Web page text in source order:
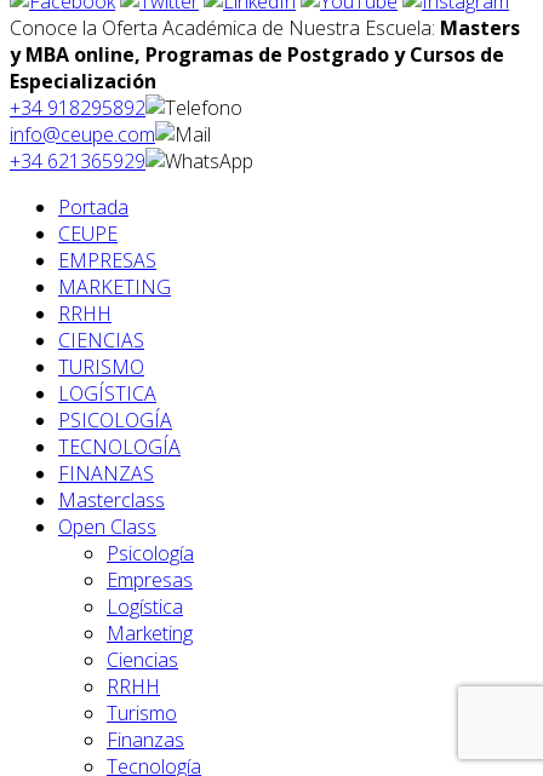
Conoce la Oferta Académica de Nuestra Escuela: Masters
y MBA online, Programas de Postgrado y Cursos de
Especialización
+34 918295892
info@ceupe.com
+34 621365929
Portada
CEUPE
EMPRESAS
MARKETING
RRHH
CIENCIAS
TURISMO
LOGÍSTICA
PSICOLOGÍA
TECNOLOGÍA
FINANZAS
Masterclass
Open Class
Psicología
Empresas
Logística
Marketing
Ciencias
RRHH
Turismo
Finanzas
Tecnología